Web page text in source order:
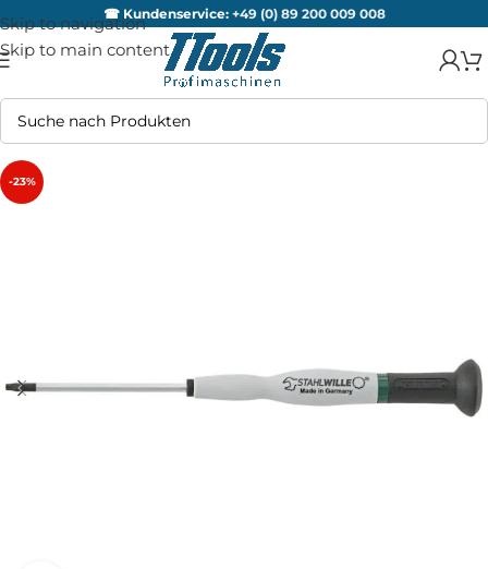
Skip to navigation
Skip to main content
☎ Kundenservice: +49 (0) 89 200 009 008
-23%